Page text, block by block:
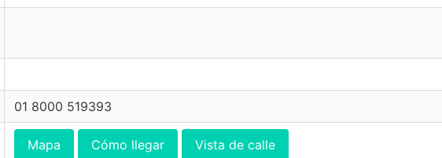
01 8000 519393
Mapa Cómo llegar Vista de calle